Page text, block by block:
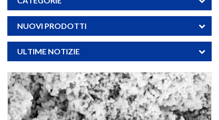
NUOVI PRODOTTI
ULTIME NOTIZIE